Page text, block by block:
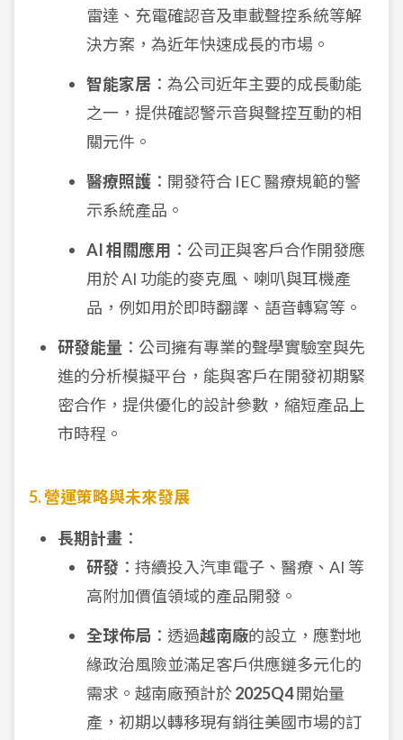
雷達、充電確認音及車載聲控系統等解
決方案，為近年快速成長的市場。
智能家居 ：為公司近年主要的成長動能
之一，提供確認警示音與聲控互動的相
關元件。
醫療照護 ：開發符合 IEC 醫療規範的警
示系統產品。
AI 相關應用 ：公司正與客戶合作開發應
用於 AI 功能的麥克風、喇叭與耳機產
品，例如用於即時翻譯、語音轉寫等。
研發能量 ：公司擁有專業的聲學實驗室與先
進的分析模擬平台，能與客戶在開發初期緊
密合作，提供優化的設計參數，縮短產品上
市時程。
5. 營運策略與未來發展
長期計畫 ：
研發 ：持續投入汽車電子、醫療、AI 等
高附加價值領域的產品開發。
全球佈局 ：透過越南廠的設立，應對地
緣政治風險並滿足客戶供應鏈多元化的
需求。越南廠預計於2025Q4開始量
產，初期以轉移現有銷往美國市場的訂